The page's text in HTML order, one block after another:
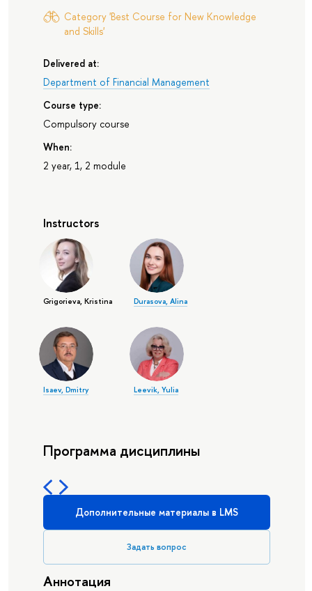
Category 'Best Course for New Knowledge
and Skills'
Delivered at:
Department of Financial Management
Course type:
Compulsory course
When:
2 year, 1, 2 module
Instructors
Grigorieva, Kristina Durasova, Alina
Isaev, Dmitry Leevik, Yulia
Программа дисциплины
Дополнительные материалы в LMS
Задать вопрос
Аннотация